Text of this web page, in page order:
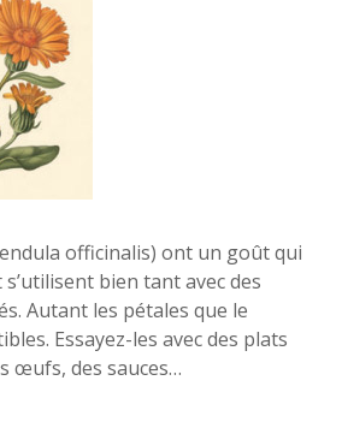
officinalis) ont un goût qui
bien tant avec des
Autant les pétales que le
Essayez-les avec des plats
œufs, des sauces…